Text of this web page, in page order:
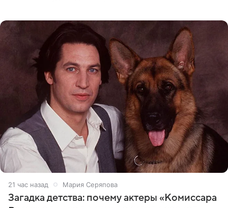
21 час назад Мария Серяпова
Загадка детства: почему актеры «Комиссара